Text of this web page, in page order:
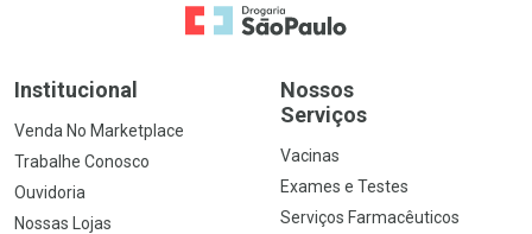
Ir para a Home
Institucional
Venda No Marketplace
Trabalhe Conosco
Ouvidoria
Nossas Lojas
Nossos
Serviços
Vacinas
Exames e Testes
Serviços Farmacêuticos